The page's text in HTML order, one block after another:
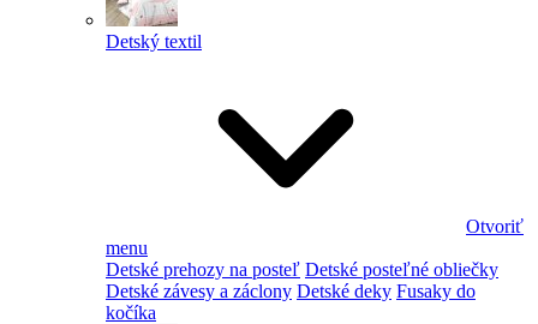
Detský textil
Otvoriť
menu
Detské prehozy na posteľ Detské posteľné obliečky
Detské závesy a záclony Detské deky Fusaky do
kočíka